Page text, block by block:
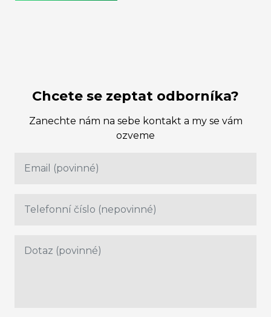
Chcete se zeptat odborníka?
Zanechte nám na sebe kontakt a my se vám
ozveme